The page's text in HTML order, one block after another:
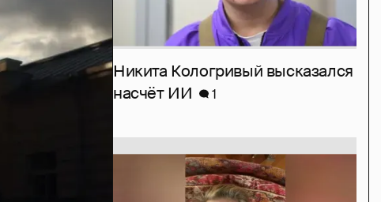
Никита Кологривый высказался
насчёт ИИ
1